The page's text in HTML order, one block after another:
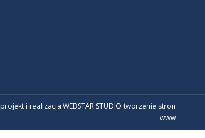
projekt i realizacja WEBSTAR STUDIO tworzenie stron
www